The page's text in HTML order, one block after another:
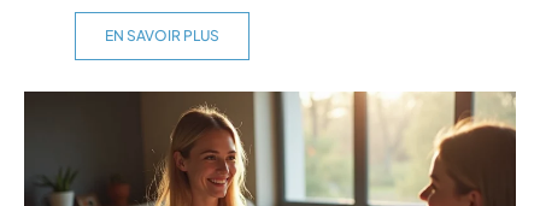
EN SAVOIR PLUS